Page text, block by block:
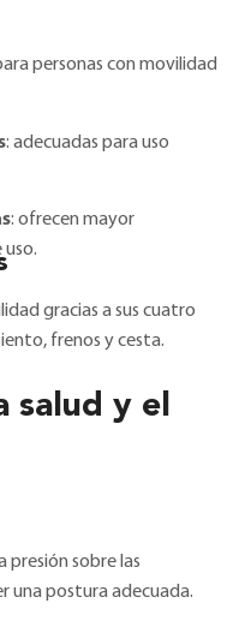
personas con movilidad
: adecuadas para uso
: ofrecen mayor
gracias a sus cuatro
frenos y cesta.
salud y el
presión sobre las
una postura adecuada.